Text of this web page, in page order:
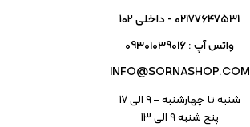
02177647531 - داخلی ۱۰۲
واتس آپ : 09301039016
INFO@SORNASHOP.COM
شنبه تا چهارشنبه – ۹ الی 17
پنج شنبه ۹ الی 13